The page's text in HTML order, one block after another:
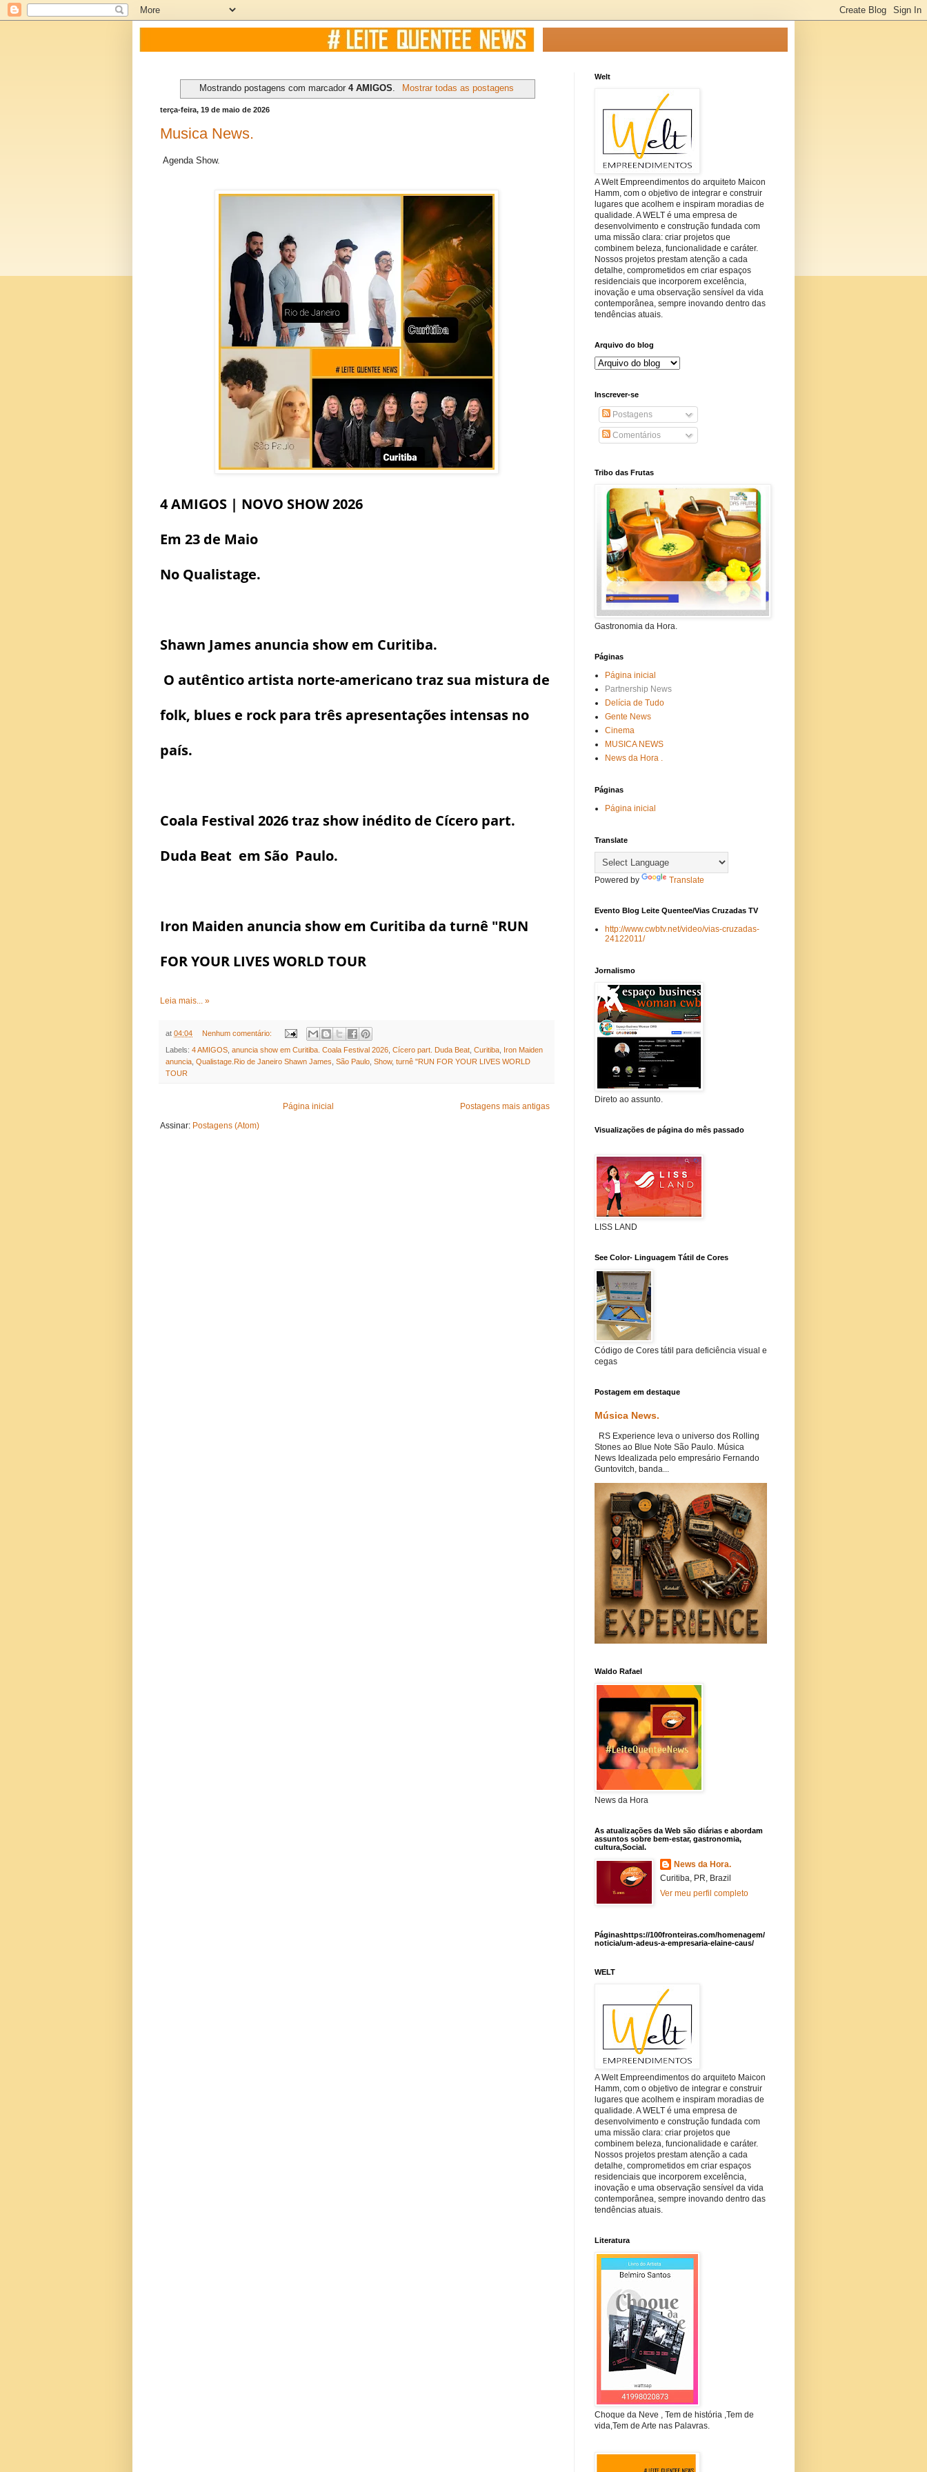
Mostrando postagens com marcador4 AMIGOS Mostrar todas as postagens
terça-feira, 19 de maio de 2026
Musica News.
Agenda Show.
4 AMIGOS | NOVO SHOW 2026
Em 23 de Maio
No Qualistage.
Shawn James anuncia show em Curitiba.
O autêntico artista norte-americano traz sua mistura de
folk, blues e rock para três apresentações intensas no
país.
Coala Festival 2026 traz show inédito de Cícero part.
Duda Beat em São Paulo.
Iron Maiden anuncia show em Curitiba da turnê "RUN
FOR YOUR LIVES WORLD TOUR
Leia mais... »
at 04:04 Nenhum comentário:
Labels: 4 AMIGOS anuncia show em Curitiba. Coala Festival 2026 Cícero part. Duda Beat Curitiba Iron Maiden
anuncia Qualistage.Rio de Janeiro Shawn James São Paulo Show, turnê "RUN FOR YOUR LIVES WORLD
TOUR
Postagens mais antigas
Página inicial
Assinar: Postagens (Atom)
Welt
A Welt Empreendimentos do arquiteto Maicon
Hamm, com o objetivo de integrar e construir
lugares que acolhem e inspiram moradias de
qualidade. A WELT é uma empresa de
desenvolvimento e construção fundada com
uma missão clara: criar projetos que
combinem beleza, funcionalidade e caráter.
Nossos projetos prestam atenção a cada
detalhe, comprometidos em criar espaços
residenciais que incorporem excelência,
inovação e uma observação sensível da vida
contemporânea, sempre inovando dentro das
tendências atuais.
Arquivo do blog
Inscrever-se
Postagens
Comentários
Tribo das Frutas
Gastronomia da Hora.
Páginas
Página inicial
Partnership News
Delícia de Tudo
Gente News
Cinema
MUSICA NEWS
News da Hora .
Páginas
Página inicial
Translate
Powered by Translate
Evento Blog Leite Quentee/Vias Cruzadas TV
http://www.cwbtv.net/video/vias-cruzadas-
24122011/
Jornalismo
Direto ao assunto.
Visualizações de página do mês passado
LISS LAND
See Color- Linguagem Tátil de Cores
Código de Cores tátil para deficiência visual e
cegas
Postagem em destaque
Música News.
RS Experience leva o universo dos Rolling
Stones ao Blue Note São Paulo. Música
News Idealizada pelo empresário Fernando
Guntovitch, banda...
Waldo Rafael
News da Hora
As atualizações da Web são diárias e abordam
assuntos sobre bem-estar, gastronomia,
cultura,Social.
News da Hora.
Curitiba, PR, Brazil
Ver meu perfil completo
Páginashttps://100fronteiras.com/homenagem/
noticia/um-adeus-a-empresaria-elaine-caus/
WELT
A Welt Empreendimentos do arquiteto Maicon
Hamm, com o objetivo de integrar e construir
lugares que acolhem e inspiram moradias de
qualidade. A WELT é uma empresa de
desenvolvimento e construção fundada com
uma missão clara: criar projetos que
combinem beleza, funcionalidade e caráter.
Nossos projetos prestam atenção a cada
detalhe, comprometidos em criar espaços
residenciais que incorporem excelência,
inovação e uma observação sensível da vida
contemporânea, sempre inovando dentro das
tendências atuais.
Literatura
Choque da Neve , Tem de história ,Tem de
vida,Tem de Arte nas Palavras.